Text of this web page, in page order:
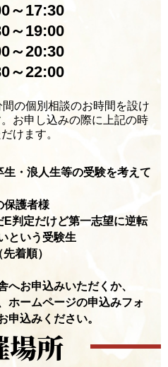
～17:30
～19:00
～20:30
～22:00
の個別相談のお時間を設け
お申し込みの際に上記の時
けます。
生・浪人生等の受験を考えて
保護者様
E判定だけど第一志望に逆転
という受験生
着順）
へお申込みいただくか、
ホームページの申込みフォ
申込みください。
場所